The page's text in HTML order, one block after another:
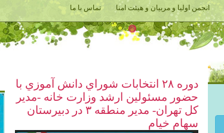
انجمن اولیا و مربیان و هیئت امنا تماس با ما
دوره ٢٨ انتخابات شوراي دانش آموزي با
حضور مسئولين ارشد وزارت خانه -مدير
كل تهران- مدير منطقه ٣ در دبيرستان
سهام خيام